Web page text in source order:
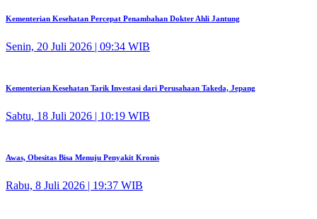
Kementerian Kesehatan Percepat Penambahan Dokter Ahli Jantung
Senin, 20 Juli 2026 | 09:34 WIB
Kementerian Kesehatan Tarik Investasi dari Perusahaan Takeda, Jepang
Sabtu, 18 Juli 2026 | 10:19 WIB
Awas, Obesitas Bisa Menuju Penyakit Kronis
Rabu, 8 Juli 2026 | 19:37 WIB